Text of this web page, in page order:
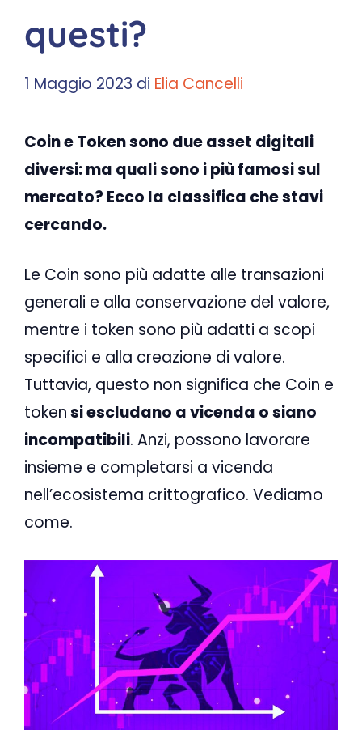
questi?
1 Maggio 2023 di Elia Cancelli
Coin e Token sono due asset digitali
diversi: ma quali sono i più famosi sul
mercato? Ecco la classifica che stavi
cercando.
Le Coin sono più adatte alle transazioni
generali e alla conservazione del valore,
mentre i token sono più adatti a scopi
specifici e alla creazione di valore.
Tuttavia, questo non significa che Coin e
tokensi escludano a vicenda o siano
incompatibili. Anzi, possono lavorare
insieme e completarsi a vicenda
nell’ecosistema crittografico. Vediamo
come.